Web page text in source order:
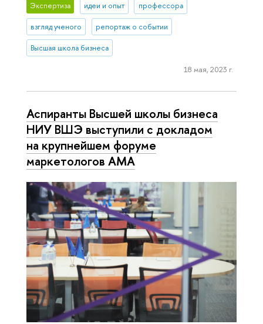
Экспертиза идеи и опыт профессора
взгляд ученого репортаж о событии
Высшая школа бизнеса
18 мая, 2023 г.
Аспиранты Высшей школы бизнеса
НИУ ВШЭ выступили с докладом
на крупнейшем форуме
маркетологов AMA